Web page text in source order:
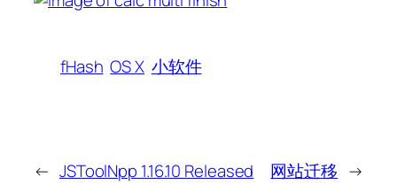
fHash OS X 小软件
← JSToolNpp 1.16.10 Released 网站迁移 →